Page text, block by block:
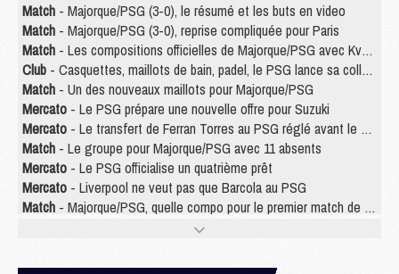
Match - Majorque/PSG (3-0), le résumé et les buts en video
Match - Majorque/PSG (3-0), reprise compliquée pour Paris
Match - Les compositions officielles de Majorque/PSG avec Kvara et de nombreux jeunes
Club - Casquettes, maillots de bain, padel, le PSG lance sa collection été
Match - Un des nouveaux maillots pour Majorque/PSG
Mercato - Le PSG prépare une nouvelle offre pour Suzuki
Mercato - Le transfert de Ferran Torres au PSG réglé avant le 12 août ?
Match - Le groupe pour Majorque/PSG avec 11 absents
Mercato - Le PSG officialise un quatrième prêt
Mercato - Liverpool ne veut pas que Barcola au PSG
Match - Majorque/PSG, quelle compo pour le premier match de la saison 2026/27 ?
Europe- Les chapeaux provisoires de la Ligue des champions 2026/27